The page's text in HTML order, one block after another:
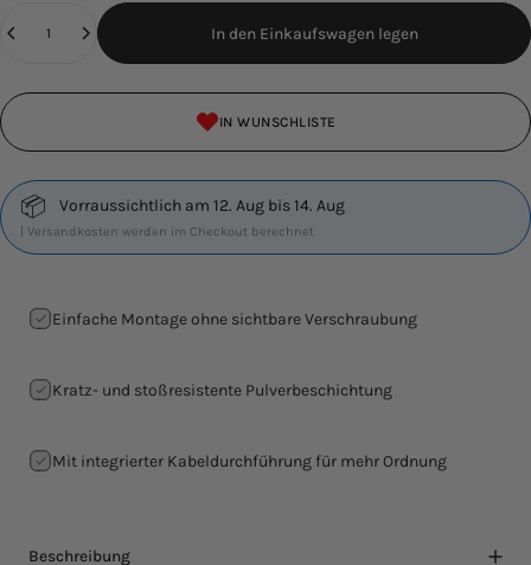
In den Einkaufswagen legen
IN WUNSCHLISTE
📦 Vorraussichtlich am 12. Aug bis 14. Aug
| Versandkosten werden im Checkout berechnet
Einfache Montage ohne sichtbare Verschraubung
Kratz- und stoßresistente Pulverbeschichtung
Mit integrierter Kabeldurchführung für mehr Ordnung
Beschreibung